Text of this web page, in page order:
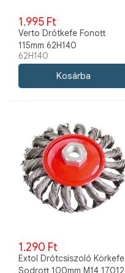
1.995 Ft
Verto Drótkefe Fonott
115mm 62H140
62H140
1.290 Ft
Extol Drótcsiszoló Körkefe
Sodrott 100mm M14 17012